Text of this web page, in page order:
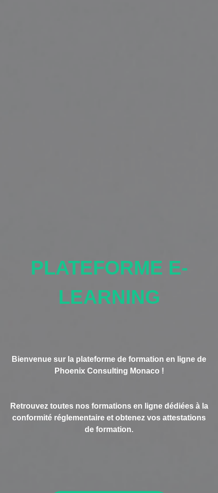
PLATEFORME E-
LEARNING
Bienvenue sur la plateforme de formation en ligne de
Phoenix Consulting Monaco !
Retrouvez toutes nos formations en ligne dédiées à la
conformité réglementaire et obtenez vos attestations
de formation.